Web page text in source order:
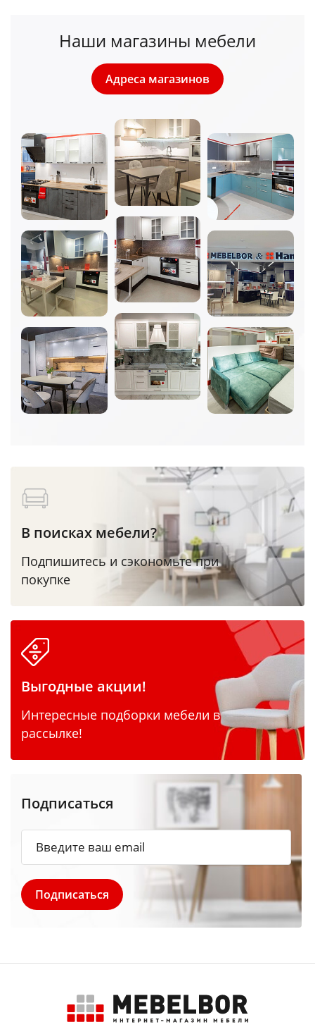
Наши магазины мебели
Адреса магазинов
В поисках мебели?
Подпишитесь и сэкономьте при
покупке
Выгодные акции!
Интересные подборки мебели в
рассылке!
Подписаться